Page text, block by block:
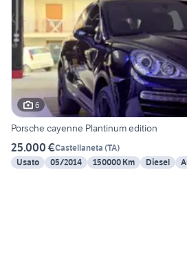
6
Porsche cayenne Plantinum edition
25.000 €Castellaneta (TA)
Usato
05/2014 150000 Km Diesel